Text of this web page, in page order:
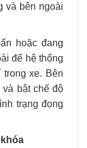
và bên ngoài
hoặc đang
để hệ thống
xe. Bên
và bật chế độ
trạng đọng